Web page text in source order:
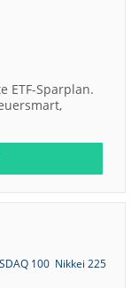
ETF-Sparplan.
100 Nikkei 225